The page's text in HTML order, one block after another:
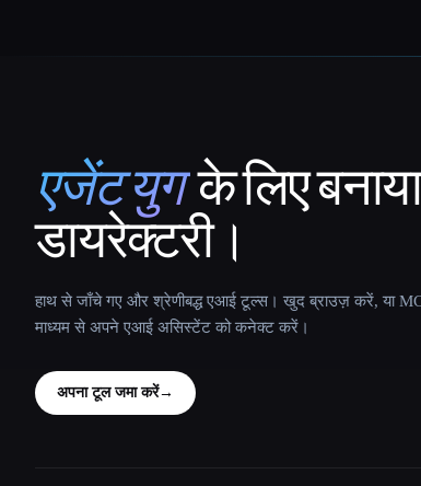
That AI Collection
एजेंट युग के लिए
डायरेक्टरी।
हाथ से जाँचे गए और श्रेणीबद्ध एआई टूल्स। खुद ब्राउज़ करें, या
माध्यम से अपने एआई असिस्टेंट को कनेक्ट करें।
अपना टूल जमा करें→